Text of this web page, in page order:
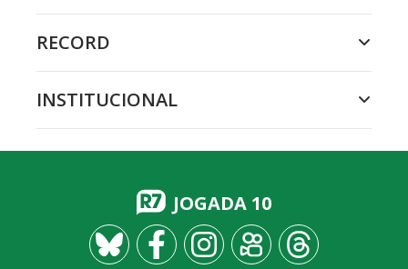
RECORD
INSTITUCIONAL
JOGADA 10